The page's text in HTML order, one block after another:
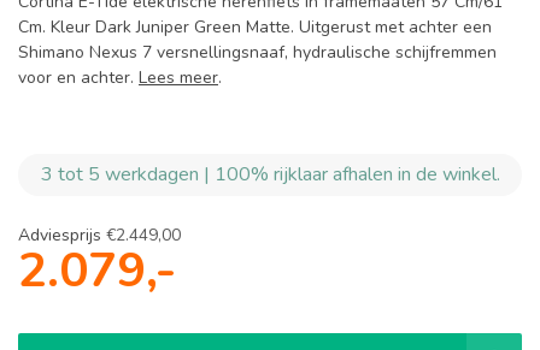
Cm. Kleur Dark Juniper Green Matte. Uitgerust met achter een
Shimano Nexus 7 versnellingsnaaf, hydraulische schijfremmen
voor en achter. Lees meer.
3 tot 5 werkdagen | 100% rijklaar afhalen in de winkel.
Adviesprijs €2.449,00
2.079,-